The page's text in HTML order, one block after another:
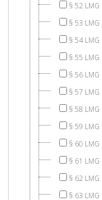
§ 52
§ 53
§ 54
§ 55
§ 56
§ 57
§ 58
§ 59
§ 60
§ 61
§ 62
§ 63